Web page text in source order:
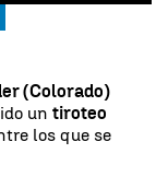
(Colorado)
un tiroteo
los que se